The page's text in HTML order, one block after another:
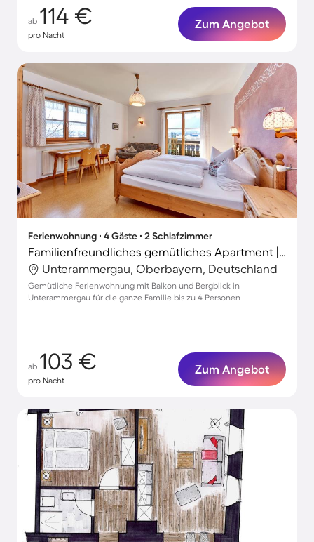
ab 114 €
pro Nacht
Zum Angebot
Ferienwohnung ∙ 4 Gäste ∙ 2 Schlafzimmer
Familienfreundliches gemütliches Apartment | Bergblick
Unterammergau, Oberbayern, Deutschland
Gemütliche Ferienwohnung mit Balkon und Bergblick in
Unterammergau für die ganze Familie bis zu 4 Personen
ab 103 €
pro Nacht
Zum Angebot